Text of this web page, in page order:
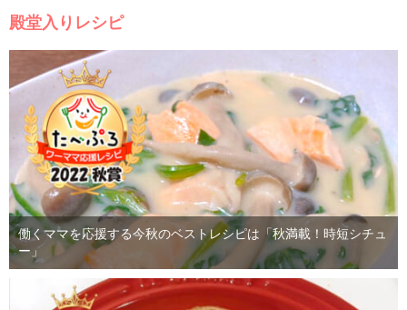
殿堂入りレシピ
働くママを応援する今秋のベストレシピは「秋満載！時短シチュ
ー」